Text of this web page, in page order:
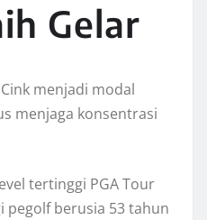
Gelar
menjadi modal
menjaga konsentrasi
tertinggi PGA Tour
pegolf berusia 53 tahun